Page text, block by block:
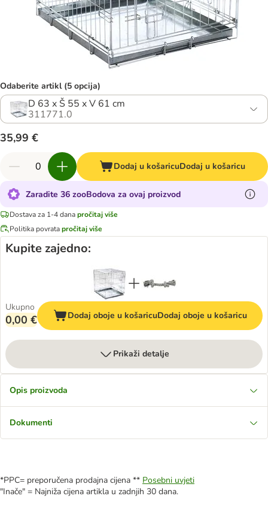
Odaberite artikl (5 opcija)
D 63 x Š 55 x V 61 cm
311771.0
35,99 €
Dodaj u košaricuDodaj u košaricu
Zaradite 36 zooBodova za ovaj proizvod
Dostava za 1-4 danapročitaj više
Politika povratapročitaj više
Kupite zajedno:
Ukupno
0,00 € Dodaj oboje u košaricuDodaj oboje u košaricu
Prikaži detalje
Opis proizvoda
Dokumenti
*PPC= preporučena prodajna cijena ** Posebni uvjeti
"Inače" = Najniža cijena artikla u zadnjih 30 dana.